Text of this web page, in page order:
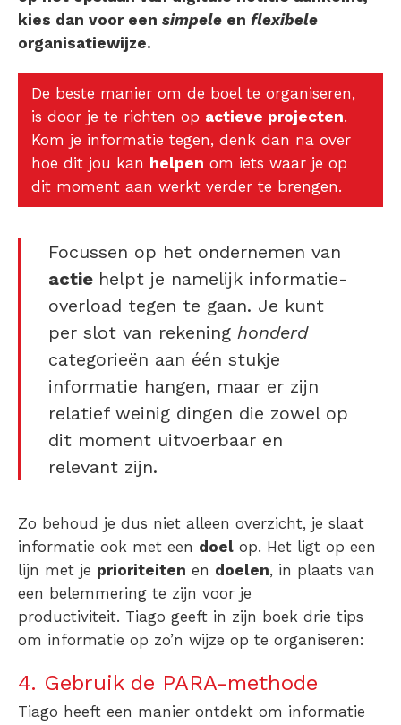
kies dan voor een simpele en flexibele
organisatiewijze.
De beste manier om de boel te organiseren,
is door je te richten op actieve projecten.
Kom je informatie tegen, denk dan na over
hoe dit jou kan helpen om iets waar je op
dit moment aan werkt verder te brengen.
Focussen op het ondernemen van
actie helpt je namelijk informatie-
overload tegen te gaan. Je kunt
per slot van rekening honderd
categorieën aan één stukje
informatie hangen, maar er zijn
relatief weinig dingen die zowel op
dit moment uitvoerbaar en
relevant zijn.
Zo behoud je dus niet alleen overzicht, je slaat
informatie ook met een doel op. Het ligt op een
lijn met je prioriteiten en doelen, in plaats van
een belemmering te zijn voor je
productiviteit. Tiago geeft in zijn boek drie tips
om informatie op zo’n wijze op te organiseren:
4. Gebruik de PARA-methode
Tiago heeft een manier ontdekt om informatie